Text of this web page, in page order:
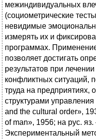
межиндивидуальных
(социометрические
невидимые
измерять их и
программах.
позволяет достигать
результатов при
конфликтных ситуаций,
труда на предприятиях,
структурами
and the cultural order»,
of man», 1956; на рус.
Экспериментальный